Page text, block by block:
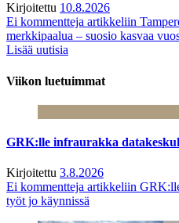
Kirjoitettu 10.8.2026
Ei kommentteja artikkeliin
merkkipaalua – suosio kasvaa
Lisää uutisia
Viikon luetuimmat
GRK:lle infraurakka
Kirjoitettu 3.8.2026
Ei kommentteja artikkeliin
työt jo käynnissä